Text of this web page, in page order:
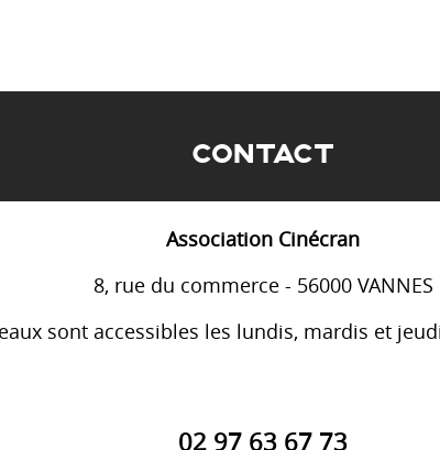
CONTACT
Association Cinécran
8, rue du commerce - 56000 VANNES
sont accessibles les lundis, mardis et
02 97 63 67 73